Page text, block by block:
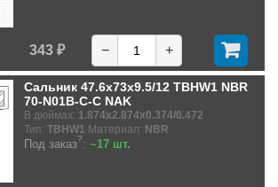
343 ₽ − +
Сальник 47.6x73x9.5/12 TBHW1 NBR
70-N01B-C-C NAK
В дюймах: 1.874x2.874x0.374/0.472
Тип: TBHW1 Материал: NBR
Под заказ?: ~17 шт.